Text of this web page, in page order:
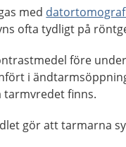
med
ofta tydligt på
före
i
tarmvredet finns.
gör att tarmarna